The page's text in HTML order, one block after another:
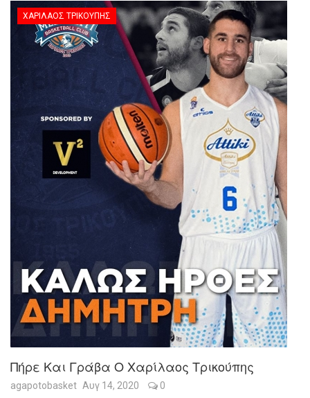
ΧΑΡΊΛΑΟΣ ΤΡΙΚΟΎΠΗΣ
Πήρε Και Γράβα Ο Χαρίλαος Τρικούπης
agapotobasket Αυγ 14, 2020
0